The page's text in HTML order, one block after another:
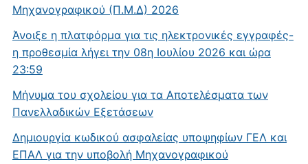
Μηχανογραφικού (Π.Μ.Δ) 2026
Άνοιξε η πλατφόρμα για τις ηλεκτρονικές εγγραφές-
η προθεσμία λήγει την 08η Ιουλίου 2026 και ώρα
23:59
Μήνυμα του σχολείου για τα Αποτελέσματα των
Πανελλαδικών Εξετάσεων
Δημιουργία κωδικού ασφαλείας υποψηφίων ΓΕΛ και
ΕΠΑΛ για την υποβολή Μηχανογραφικού